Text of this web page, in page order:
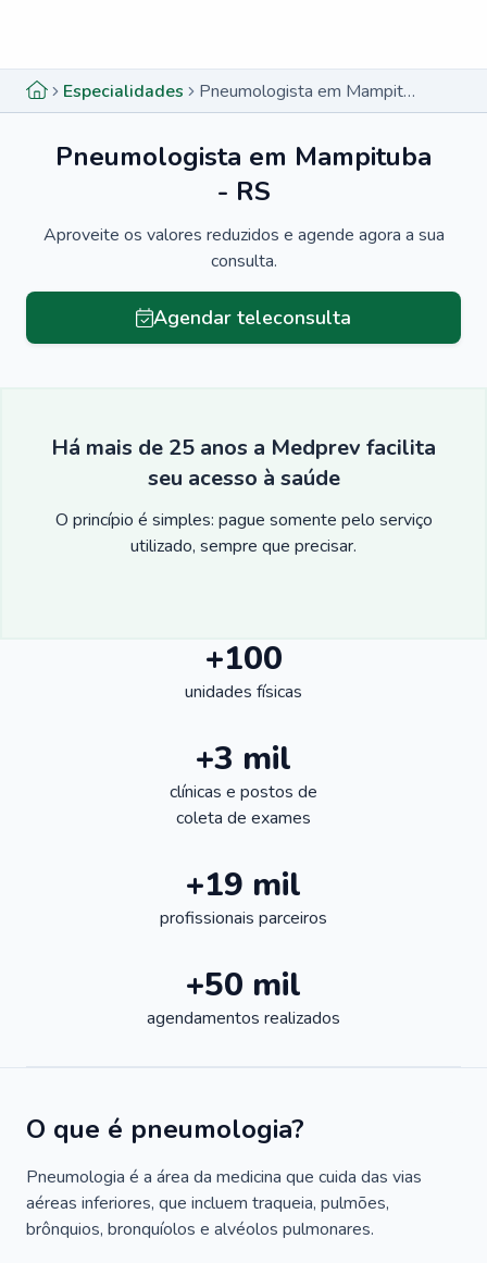
Especialidades Pneumologista em Mampituba - RS
Pneumologista em Mampituba
- RS
Aproveite os valores reduzidos e agende agora a sua
consulta.
Agendar teleconsulta
Há mais de 25 anos a Medprev facilita
seu acesso à saúde
O princípio é simples: pague somente pelo serviço
utilizado, sempre que precisar.
+100
unidades físicas
+3 mil
clínicas e postos de
coleta de exames
+19 mil
profissionais parceiros
+50 mil
agendamentos realizados
O que é pneumologia?
Pneumologia é a área da medicina que cuida das vias
aéreas inferiores, que incluem traqueia, pulmões,
brônquios, bronquíolos e alvéolos pulmonares.